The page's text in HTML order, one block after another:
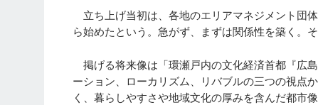
立ち上げ当初は、各地のエリアマネジメント団
ら始めたという。急がず、まずは関係性を築く。
掲げる将来像は「環瀬戸内の文化経済首都『広
ーション、ローカリズム、リバブルの三つの視点
く、暮らしやすさや地域文化の厚みを含んだ都市